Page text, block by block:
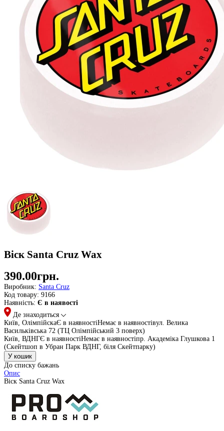
Віск Santa Cruz Wax
390.00грн.
Виробник: Santa Cruz
Код товару: 9166
Наявність: Є в наявості
Де знаходиться
Київ, ОлімпійскаЄ в наявностіНемає в наявностівул. Велика
Васильківська 72 (ТЦ Олімпійський 3 поверх)
Київ, ВДНГЄ в наявностіНемає в наявностіпр. Академіка Глушкова 1
(Скейтшоп в Убран Парк ВДНГ, біля Скейтпарку)
До списку бажань
Опис
Віск Santa Cruz Wax